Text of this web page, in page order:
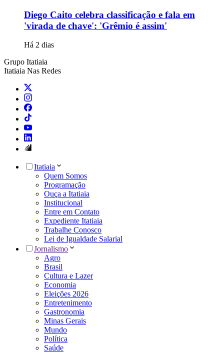
Diego Caito celebra classificação e fala em
'virada de chave': 'Grêmio é assim'
Há 2 dias
Grupo Itatiaia
Itatiaia Nas Redes
Itatiaia
Quem Somos
Programação
Ouça a Itatiaia
Institucional
Entre em Contato
Expediente Itatiaia
Trabalhe Conosco
Lei de Igualdade Salarial
Jornalismo
Agro
Brasil
Cultura e Lazer
Economia
Eleições 2026
Entretenimento
Gastronomia
Minas Gerais
Mundo
Política
Saúde